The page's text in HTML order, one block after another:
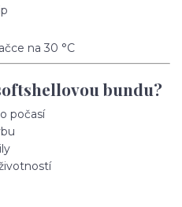
na 30 °C
bundu?
počasí